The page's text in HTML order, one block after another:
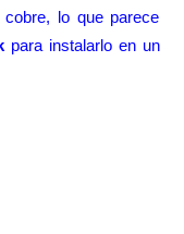
lo que parece
para instalarlo en un